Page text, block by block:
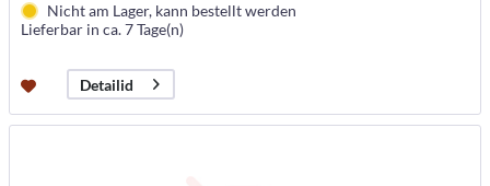
Nicht am Lager, kann bestellt werden
Lieferbar in ca. 7 Tage(n)
Detailid